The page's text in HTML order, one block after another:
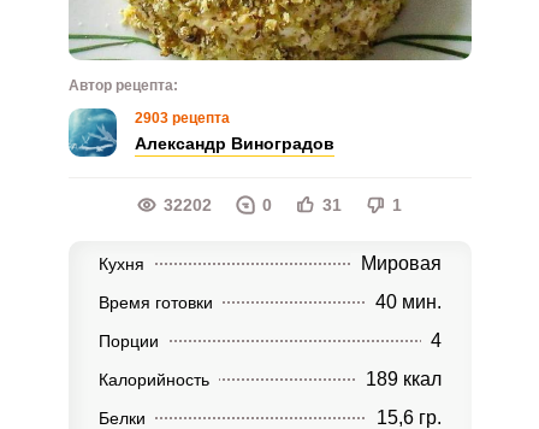
Автор рецепта:
2903 рецепта
Александр Виноградов
32202 0 31 1
Кухня Мировая
Время готовки 40 мин.
Порции 4
Калорийность 189 ккал
Белки 15,6 гр.